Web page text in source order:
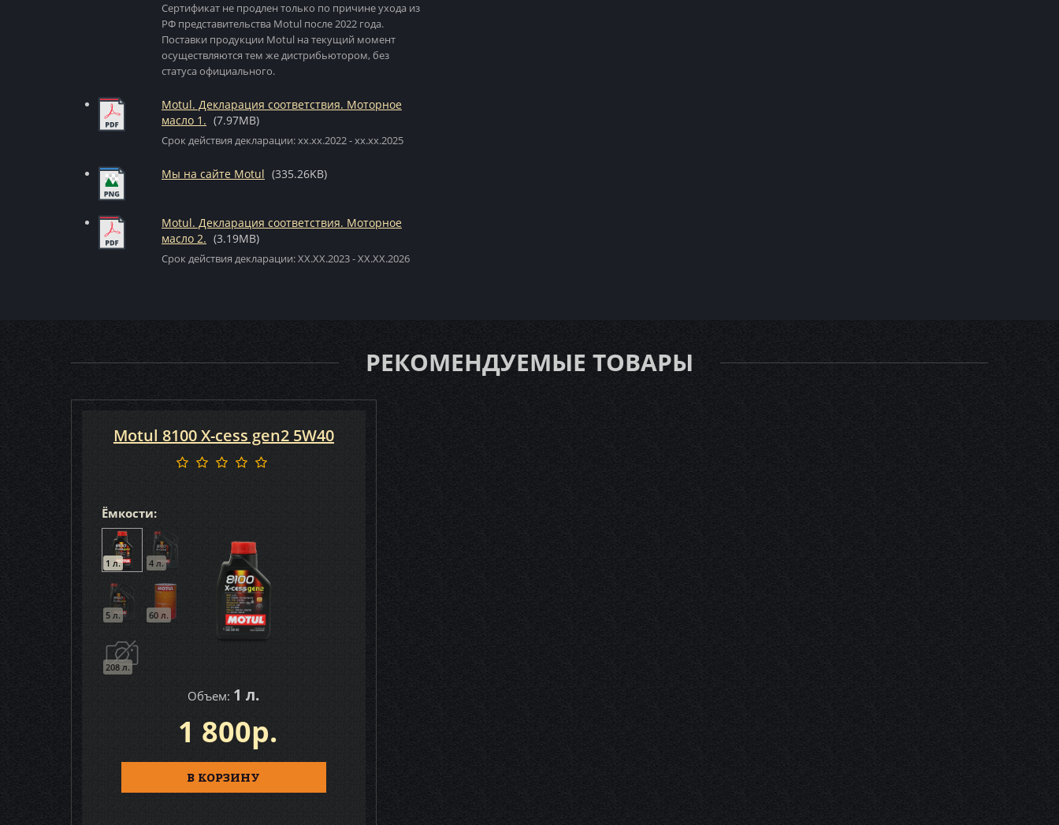
Сертификат не продлен только по причине ухода из
РФ представительства Motul после 2022 года.
Поставки продукции Motul на текущий момент
осуществляются тем же дистрибьютором, без
статуса официального.
Motul. Декларация соответствия. Моторное
масло 1. (7.97MB)
Срок действия декларации: xx.xx.2022 - xx.xx.2025
Мы на сайте Motul (335.26KB)
Motul. Декларация соответствия. Моторное
масло 2. (3.19MB)
Срок действия декларации: XX.XX.2023 - XX.XX.2026
РЕКОМЕНДУЕМЫЕ ТОВАРЫ
Ёмкости:
1 л. 4 л.
5 л. 60 л.
208 л.
Объем: 1 л.
Motul 8100 X-cess gen2 5W40
1 800р.
В КОРЗИНУ